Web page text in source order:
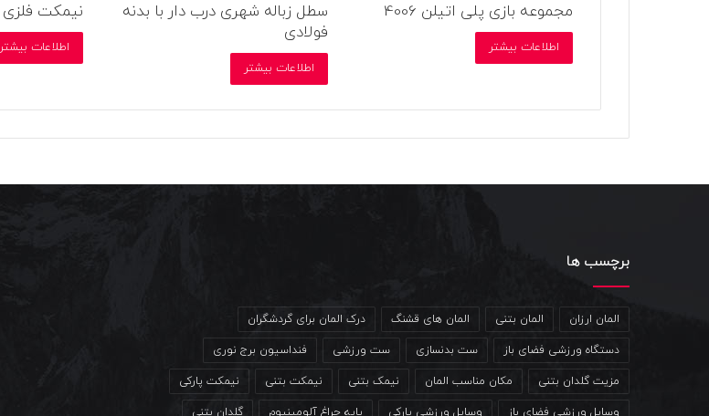
مجموعه بازی پلی اتیلن 4006
اطلاعات بیشتر
سطل زباله شهری درب دار با بدنه
فولادی
اطلاعات بیشتر
نیمکت فلزی
اطلاعات بیشتر
برچسب ها
المان ارزان المان بتنی المان های قشنگ درک المان برای گردشگران
دستگاه ورزشی فضای باز ست بدنسازی ست ورزشی فنداسیون برج نوری
مزیت گلدان بتنی مکان مناسب المان نیمک بتنی نیمکت بتنی نیمکت پارکی
وسایل ورزشی فضای باز وسایل ورزشی پارکی پایه چراغ آلومینیوم گلدان بتنی